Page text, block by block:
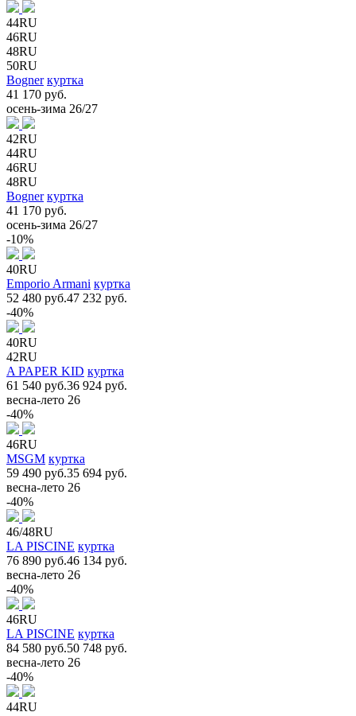
44RU
46RU
48RU
50RU
Bogner куртка
41 170 руб.
осень-зима 26/27
42RU
44RU
46RU
48RU
Bogner куртка
41 170 руб.
осень-зима 26/27
-10%
40RU
Emporio Armani куртка
52 480 руб.47 232 руб.
-40%
40RU
42RU
A PAPER KID куртка
61 540 руб.36 924 руб.
весна-лето 26
-40%
46RU
MSGM куртка
59 490 руб.35 694 руб.
весна-лето 26
-40%
46/48RU
LA PISCINE куртка
76 890 руб.46 134 руб.
весна-лето 26
-40%
46RU
LA PISCINE куртка
84 580 руб.50 748 руб.
весна-лето 26
-40%
44RU